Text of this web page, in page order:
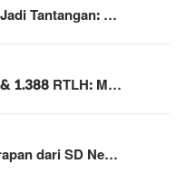
Tantangan: …
1.388 RTLH: M…
dari SD Ne…